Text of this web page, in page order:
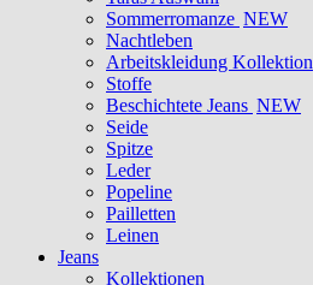
Sommerromanze NEW
Nachtleben
Arbeitskleidung Kollektion
Stoffe
Beschichtete Jeans NEW
Seide
Spitze
Leder
Popeline
Pailletten
Leinen
Jeans
Kollektionen